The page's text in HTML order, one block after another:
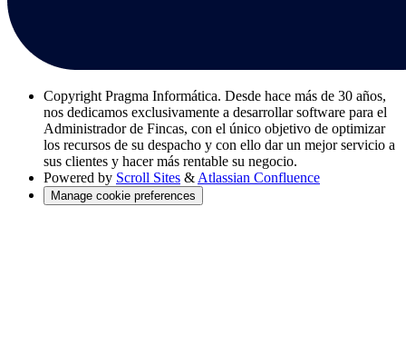
Copyright Pragma Informática. Desde hace más de 30 años,
nos dedicamos exclusivamente a desarrollar software para el
Administrador de Fincas, con el único objetivo de optimizar
los recursos de su despacho y con ello dar un mejor servicio a
sus clientes y hacer más rentable su negocio.
Powered by Scroll Sites & Atlassian Confluence
Manage cookie preferences